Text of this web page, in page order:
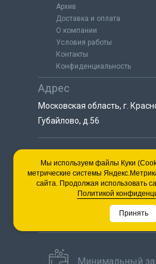
Архив
Доставка и оплата
О компании
Условия работы
Контакты
Конфиденциальность
Адрес
Московская область, г.
Губайлово, д.56
8 (925) 064-
пн-сб с 9:00 до
8 (495) 563-
пн-сб с 9:00 до
Минимальный
Мы используем файлы Куки
метрические системы
сайта. Продолжая использовать
Политикой
Принять